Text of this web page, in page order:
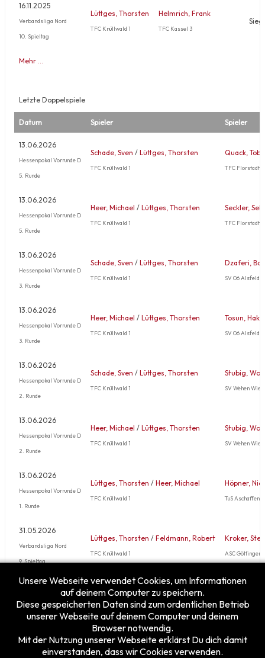
16.11.2025
Verbandsliga Nord
10. Spieltag
Lüttges, Thorsten
TFC Knüllwald 1
Helmrich, Frank
TFC Kassel 3
Sieg
Mehr …
Letzte Doppelspiele
Datum Spieler Spieler
13.06.2026
Hessenpokal Vorrunde D
5. Runde
Schade, Sven / Lüttges, Thorsten
TFC Knüllwald 1
Quack,
TFC Florstadt 1
13.06.2026
Hessenpokal Vorrunde D
5. Runde
Heer, Michael / Lüttges, Thorsten
TFC Knüllwald 1
Seckler,
TFC Florstadt 1
13.06.2026
Hessenpokal Vorrunde D
3. Runde
Schade, Sven / Lüttges, Thorsten
TFC Knüllwald 1
Dzaferi,
SV 06 Alsfeld 1
13.06.2026
Hessenpokal Vorrunde D
3. Runde
Heer, Michael / Lüttges, Thorsten
TFC Knüllwald 1
Tosun,
SV 06 Alsfeld 1
13.06.2026
Hessenpokal Vorrunde D
2. Runde
Schade, Sven / Lüttges, Thorsten
TFC Knüllwald 1
Stubig,
SV Wehen
13.06.2026
Hessenpokal Vorrunde D
2. Runde
Heer, Michael / Lüttges, Thorsten
TFC Knüllwald 1
Stubig,
SV Wehen
13.06.2026
Hessenpokal Vorrunde D
1. Runde
Lüttges, Thorsten / Heer, Michael
TFC Knüllwald 1
Höpner,
TuS
31.05.2026
Verbandsliga Nord
9. Spieltag
Lüttges, Thorsten / Feldmann, Robert
TFC Knüllwald 1
Kroker,
ASC Göttingen
Mehr …
Besucherzähler
Unsere Webseite verwendet Cookies, um Informationen
auf deinem Computer zu speichern.
Diese gespeicherten Daten sind zum ordentlichen Betrieb
unserer Webseite auf deinem Computer und deinem
Browser notwendig.
Mit der Nutzung unserer Webseite erklärst Du dich damit
einverstanden, dass wir Cookies verwenden.